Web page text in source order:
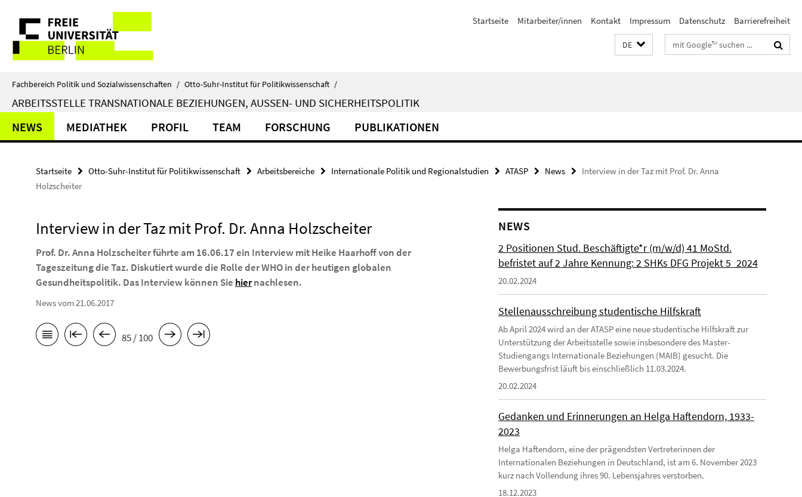
direkt
Inhalt
Service-
Navigation
Startseite Mitarbeiter/innen Kontakt Impressum Datenschutz Barrierefreiheit
DE Suchbegriffe
Fachbereich Politik und Sozialwissenschaften / Otto-Suhr-Institut für Politikwissenschaft /
ARBEITSSTELLE TRANSNATIONALE BEZIEHUNGEN, AUSSEN- UND SICHERHEITSPOLITIK
NEWS MEDIATHEK PROFIL TEAM FORSCHUNG PUBLIKATIONEN
Startseite Otto-Suhr-Institut für Politikwissenschaft Arbeitsbereiche Internationale Politik und Regionalstudien ATASP News
Interview in der Taz mit Prof. Dr. Anna
Holzscheiter
Interview in der Taz mit Prof. Dr. Anna Holzscheiter
Prof. Dr. Anna Holzscheiter führte am 16.06.17 ein Interview mit Heike Haarhoff von der
Tageszeitung die Taz. Diskutiert wurde die Rolle der WHO in der heutigen globalen
Gesundheitspolitik. Das Interview können Sie hiernachlesen.
News vom 21.06.2017
85 / 100
NEWS
2 Positionen Stud. Beschäftigte*r (m/w/d) 41 MoStd.
befristet auf 2 Jahre Kennung: 2 SHKs DFG Projekt 5_2024
20.02.2024
Stellenausschreibung studentische Hilfskraft
Ab April 2024 wird an der ATASP eine neue studentische Hilfskraft zur
Unterstützung der Arbeitsstelle sowie insbesondere des Master-
Studiengangs Internationale Beziehungen (MAIB) gesucht. Die
Bewerbungsfrist läuft bis einschließlich 11.03.2024.
20.02.2024
Gedanken und Erinnerungen an Helga Haftendorn, 1933-
2023
Helga Haftendorn, eine der prägendsten Vertreterinnen der
Internationalen Beziehungen in Deutschland, ist am 6. November 2023
kurz nach Vollendung ihres 90. Lebensjahres verstorben.
18.12.2023